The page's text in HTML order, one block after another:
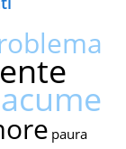
acume
paura